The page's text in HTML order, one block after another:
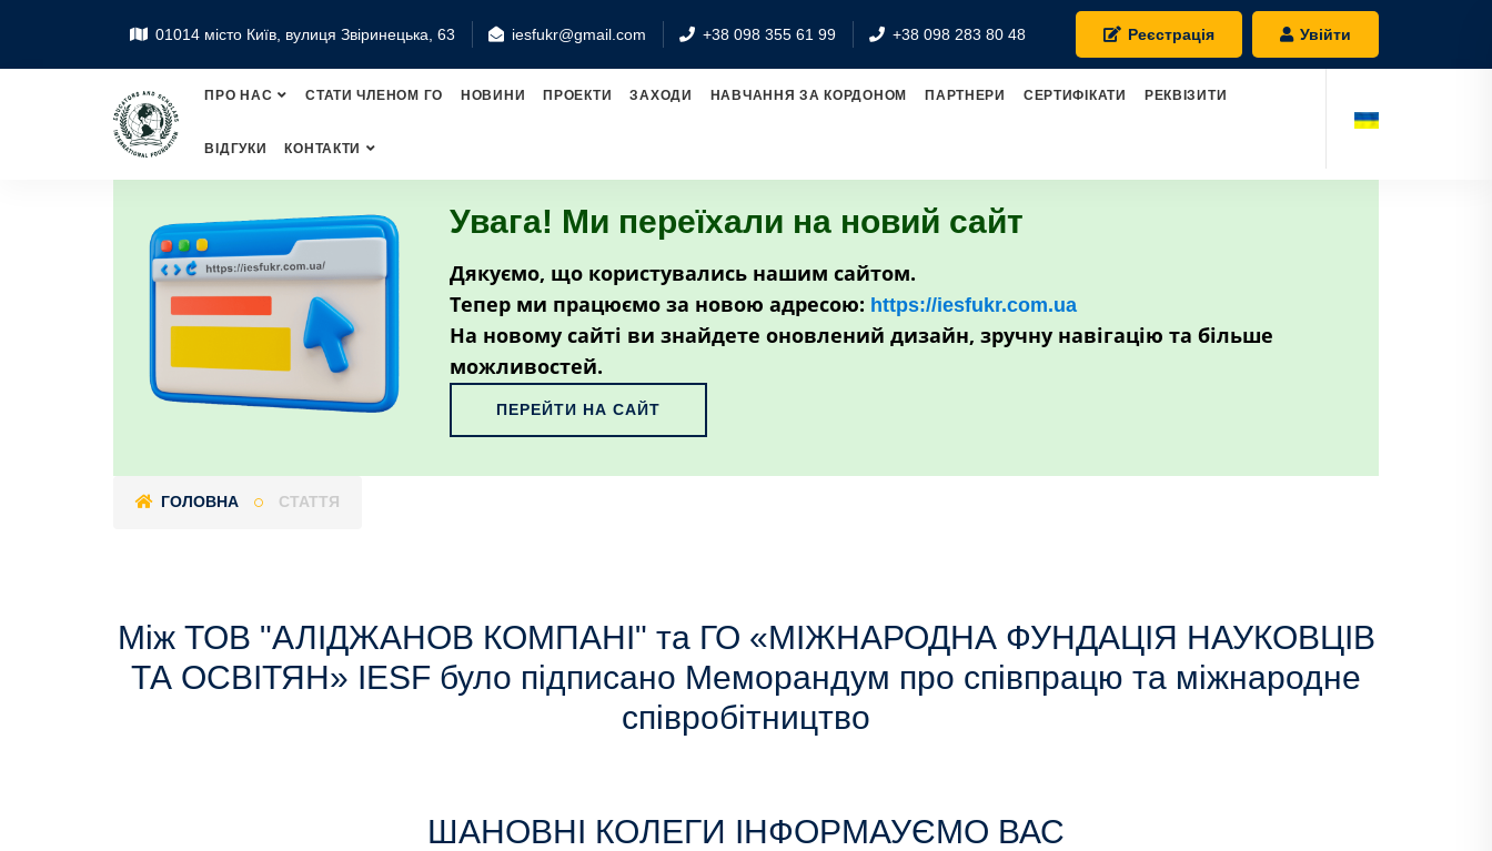
01014 місто Київ, вулиця Звіринецька, 63 iesfukr@gmail.com +38 098 355 61 99 +38 098 283 80 48 Реєстрація Увійти
ПРО НАС СТАТИ ЧЛЕНОМ ГО НОВИНИ ПРОЕКТИ ЗАХОДИ НАВЧАННЯ ЗА КОРДОНОМ ПАРТНЕРИ СЕРТИФІКАТИ РЕКВІЗИТИ
ВІДГУКИ КОНТАКТИ
Увага! Ми переїхали на новий сайт
Дякуємо, що користувались нашим сайтом.
Тепер ми працюємо за новою адресою: https://iesfukr.com.ua
На новому сайті ви знайдете оновлений дизайн, зручну навігацію та більше
можливостей.
ПЕРЕЙТИ НА САЙТ
ГОЛОВНА СТАТТЯ
Між ТОВ "АЛІДЖАНОВ КОМПАНІ" та ГО «МІЖНАРОДНА ФУНДАЦІЯ НАУКОВЦІВ
ТА ОСВІТЯН» IESF було підписано Меморандум про співпрацю та міжнародне
співробітництво
ШАНОВНІ КОЛЕГИ ІНФОРМАУЄМО ВАС